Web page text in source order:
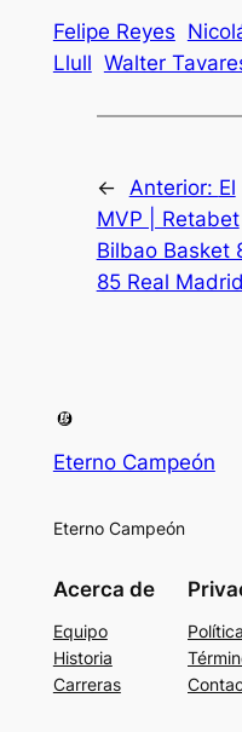
Felipe Reyes
Llull Walter
← Anterior: El
MVP | Retabet
Bilbao Basket
85 Real Madrid
Eterno Campeón
Eterno Campeón
Acerca de
Equipo
Historia
Carreras